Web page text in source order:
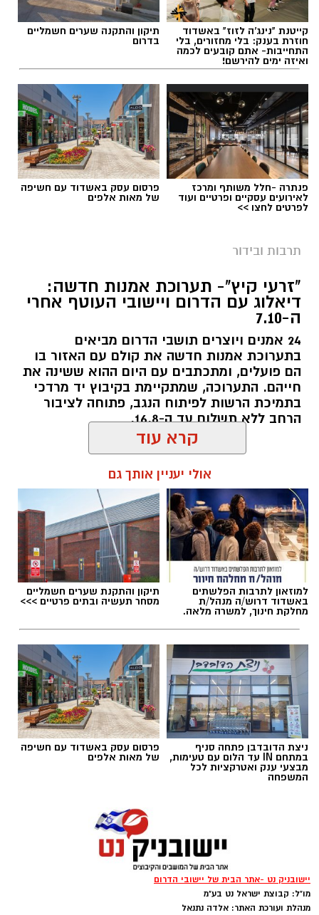
קייטנת "נינג'ה לזוז" באשדוד
חוזרת בענק: בלי מחזורים, בלי
התחייבות- אתם קובעים לכמה
ואיזה ימים להירשם!
תיקון והתקנה שערים חשמליים
בדרום
פנתרה -חלל משותף ומרכז
לאירועים עסקיים ופרטיים ועוד
לפרטים לחצו >>
פרסום עסק באשדוד עם חשיפה
של מאות אלפים
תרבות ובידור
"זרעי קיץ"- תערוכת אמנות חדשה:
דיאלוג עם הדרום ויישובי העוטף אחרי
ה-7.10
24 אמנים ויוצרים תושבי הדרום מביאים
בתערוכת אמנות חדשה את קולם עם האזור בו
הם פועלים, ומתכתבים עם היום ההוא ששינה את
חייהם. התערוכה, שמתקיימת בקיבוץ יד מרדכי
בתמיכת הרשות לפיתוח הנגב, פתוחה לציבור
הרחב ללא תשלום עד ה-16.8.
אלדה נתנאל / 10:33 26.07.26
תגים:"זרעי קיץ"תערוכת אמנות
מאז ה-7.10 חייהם של תושבי הדרום ויישובי עוטף
עזה השתנו במרחבים שונים של חייהם. תערוכה
חדשה שנפתחה בקיבוץ יד מרדכי בתמיכת הרשות
לפיתוח הנגב מביאה את קולם של האמנים תושבי
האזור בדיאלוג עם הדרום ועוטף עזה בימים שאחרי
קרא עוד
אולי יעניין אותך גם
למוזאון לתרבות הפלשתים
באשדוד דרוש/ה מנהל/ת
מחלקת חינוך, למשרה מלאה.
תיקון והתקנת שערים חשמליים
מסחר תעשיה ובתים פרטיים >>>
ניצת הדובדבן פתחה סניף
במתחם IN עד הלום עם טעימות,
מבצעי ענק ואטרקציות לכל
המשפחה
פרסום עסק באשדוד עם חשיפה
של מאות אלפים
יישובניק נט -אתר הבית של יישובי הדרום
מו"ל: קבוצת ישראל נט בע"מ
מנהלת ועורכת האתר: אלדה נתנאל